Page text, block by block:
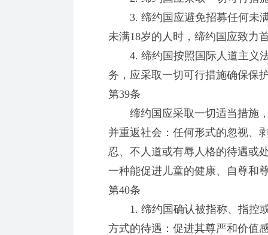
3. 缔约国应避免招募任何未满
未满18岁的人时，缔约国应致力
4. 缔约国按照国际人道主义法
务，应采取一切可行措施确保保
第39条
缔约国应采取一切适当措施，
并重返社会：任何形式的忽视、
忍、不人道或有辱人格的待遇或
一种能促进儿童的健康、自尊和
第40条
1. 缔约国确认被指称、指控或
方式的待遇：促进其尊严和价值